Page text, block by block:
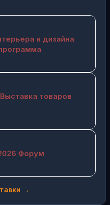
и дизайна
товаров
Форум
→